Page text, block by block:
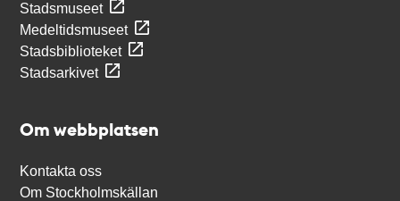
Stadsmuseet
Medeltidsmuseet
Stadsbiblioteket
Stadsarkivet
Om webbplatsen
Kontakta oss
Om Stockholmskällan